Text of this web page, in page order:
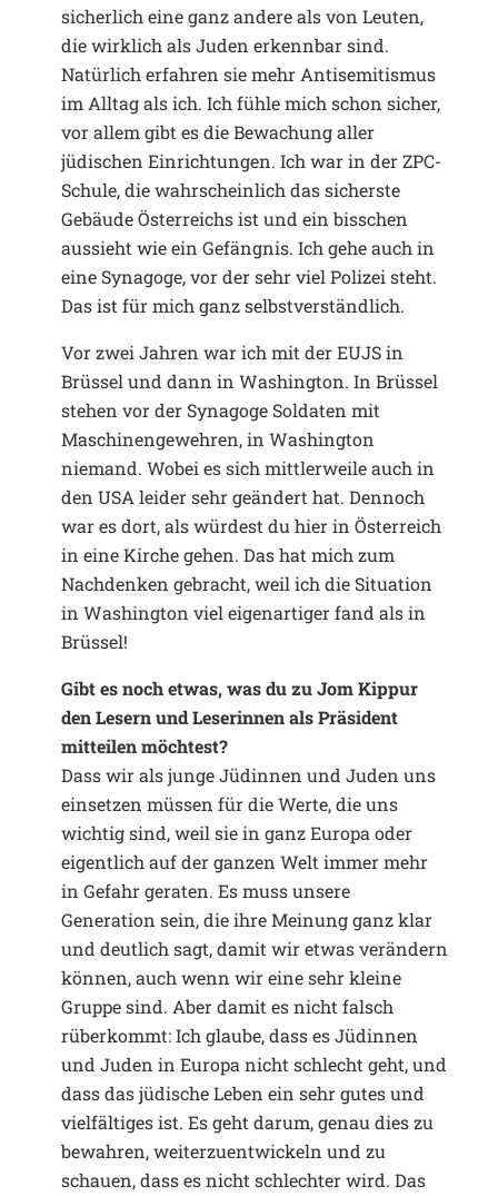
sicherlich eine ganz andere als von Leuten,
die wirklich als Juden erkennbar sind.
Natürlich erfahren sie mehr Antisemitismus
im Alltag als ich. Ich fühle mich schon sicher,
vor allem gibt es die Bewachung aller
jüdischen Einrichtungen. Ich war in der ZPC-
Schule, die wahrscheinlich das sicherste
Gebäude Österreichs ist und ein bisschen
aussieht wie ein Gefängnis. Ich gehe auch in
eine Synagoge, vor der sehr viel Polizei steht.
Das ist für mich ganz selbstverständlich.
Vor zwei Jahren war ich mit der EUJS in
Brüssel und dann in Washington. In Brüssel
stehen vor der Synagoge Soldaten mit
Maschinengewehren, in Washington
niemand. Wobei es sich mittlerweile auch in
den USA leider sehr geändert hat. Dennoch
war es dort, als würdest du hier in Österreich
in eine Kirche gehen. Das hat mich zum
Nachdenken gebracht, weil ich die Situation
in Washington viel eigenartiger fand als in
Brüssel!
Gibt es noch etwas, was du zu Jom Kippur
den Lesern und Leserinnen als Präsident
mitteilen möchtest?
Dass wir als junge Jüdinnen und Juden uns
einsetzen müssen für die Werte, die uns
wichtig sind, weil sie in ganz Europa oder
eigentlich auf der ganzen Welt immer mehr
in Gefahr geraten. Es muss unsere
Generation sein, die ihre Meinung ganz klar
und deutlich sagt, damit wir etwas verändern
können, auch wenn wir eine sehr kleine
Gruppe sind. Aber damit es nicht falsch
rüberkommt: Ich glaube, dass es Jüdinnen
und Juden in Europa nicht schlecht geht, und
dass das jüdische Leben ein sehr gutes und
vielfältiges ist. Es geht darum, genau dies zu
bewahren, weiterzuentwickeln und zu
schauen, dass es nicht schlechter wird. Das